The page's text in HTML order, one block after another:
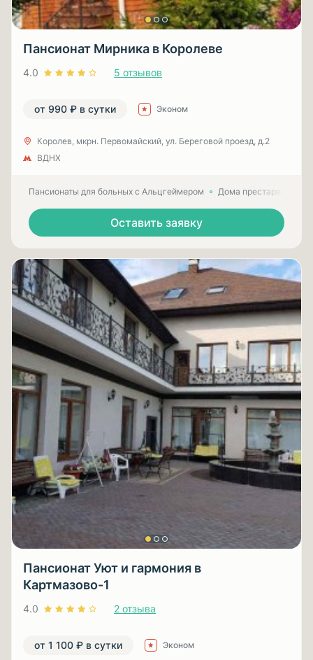
Пансионат Мирника в Королеве
4.0 5 отзывов
от 990 ₽ в сутки Эконом
Королев, мкрн. Первомайский, ул. Береговой проезд, д.2
ВДНХ
Пансионаты для больных с Альцгеймером Дома престарелых
Оставить заявку
Пансионат Уют и гармония в
Картмазово-1
4.0 2 отзыва
от 1 100 ₽ в сутки Эконом